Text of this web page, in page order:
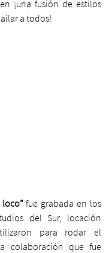
¡una fusión de estilos
a todos!
loco” fue grabada en los
del Sur, locación
para rodar el
colaboración que fue